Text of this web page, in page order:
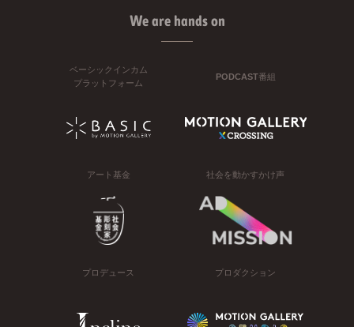
We are hands on
ベーシックインカム
プラットフォーム
PODCAST番組
アート基金 社会を動かすかけ声
プロデュース プロダクション